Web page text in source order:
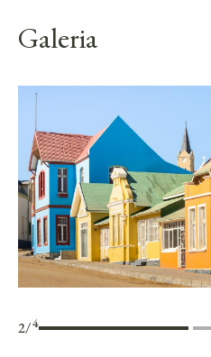
Galeria
3/4